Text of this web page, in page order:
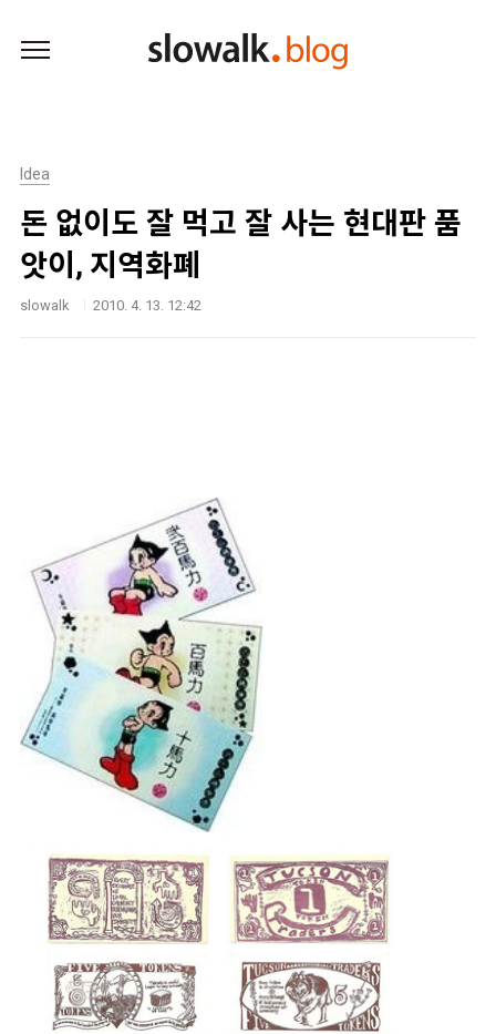
Idea
돈 없이도 잘 먹고 잘 사는 현대판 품
앗이, 지역화폐
slowalk 2010. 4. 13. 12:42